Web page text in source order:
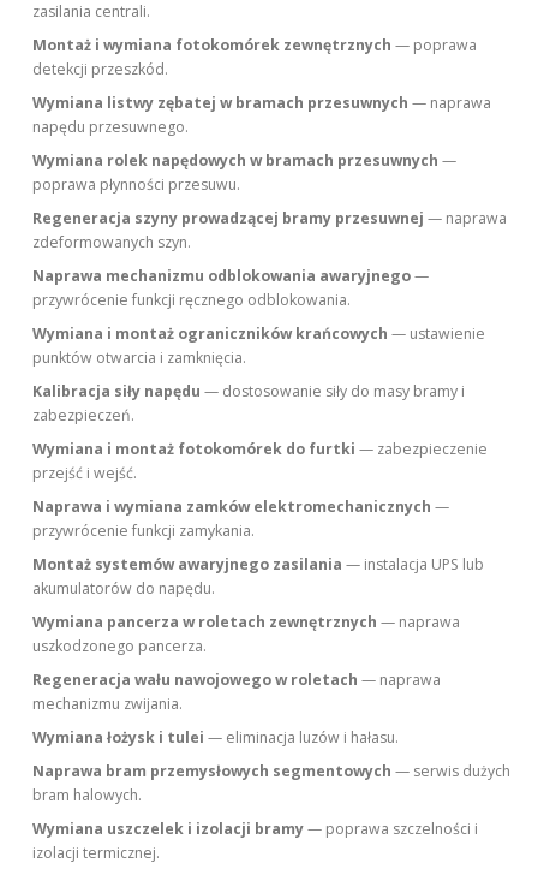
zasilania centrali.
Montaż i wymiana fotokomórek zewnętrznych — poprawa
detekcji przeszkód.
Wymiana listwy zębatej w bramach przesuwnych — naprawa
napędu przesuwnego.
Wymiana rolek napędowych w bramach przesuwnych —
poprawa płynności przesuwu.
Regeneracja szyny prowadzącej bramy przesuwnej — naprawa
zdeformowanych szyn.
Naprawa mechanizmu odblokowania awaryjnego—
przywrócenie funkcji ręcznego odblokowania.
Wymiana i montaż ograniczników krańcowych — ustawienie
punktów otwarcia i zamknięcia.
Kalibracja siły napędu — dostosowanie siły do masy bramy i
zabezpieczeń.
Wymiana i montaż fotokomórek do furtki — zabezpieczenie
przejść i wejść.
Naprawa i wymiana zamków elektromechanicznych —
przywrócenie funkcji zamykania.
Montaż systemów awaryjnego zasilania — instalacja UPS lub
akumulatorów do napędu.
Wymiana pancerza w roletach zewnętrznych — naprawa
uszkodzonego pancerza.
Regeneracja wału nawojowego w roletach — naprawa
mechanizmu zwijania.
Wymiana łożysk i tulei — eliminacja luzów i hałasu.
Naprawa bram przemysłowych segmentowych — serwis dużych
bram halowych.
Wymiana uszczelek i izolacji bramy— poprawa szczelności i
izolacji termicznej.